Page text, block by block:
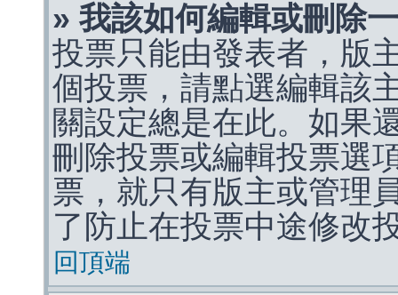
» 我該如何編輯或刪除
投票只能由發表者，版
個投票，請點選編輯該
關設定總是在此。如果
刪除投票或編輯投票選
票，就只有版主或管理
了防止在投票中途修改
回頂端